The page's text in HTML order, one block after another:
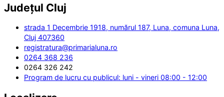
Județul Cluj
strada 1 Decembrie 1918, numărul 187, Luna, comuna Luna,
Cluj 407360
registratura@primarialuna.ro
0264 368 236
0264 326 242
Program de lucru cu publicul: luni - vineri 08:00 - 12:00